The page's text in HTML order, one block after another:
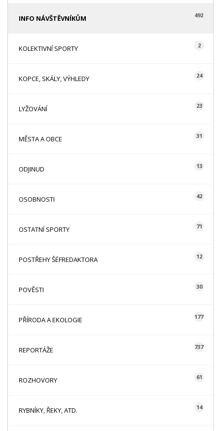
INFO NÁVŠTĚVNÍKŮM 492
KOLEKTIVNÍ SPORTY 2
KOPCE, SKÁLY, VÝHLEDY 24
LYŽOVÁNÍ 23
MĚSTA A OBCE 31
ODJINUD 13
OSOBNOSTI 42
OSTATNÍ SPORTY 71
POSTŘEHY ŠÉFREDAKTORA 12
POVĚSTI 30
PŘÍRODA A EKOLOGIE 177
REPORTÁŽE 737
ROZHOVORY 61
RYBNÍKY, ŘEKY, ATD. 14